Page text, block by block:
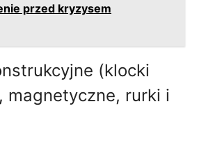
przed kryzysem
(klocki
magnetyczne, rurki i